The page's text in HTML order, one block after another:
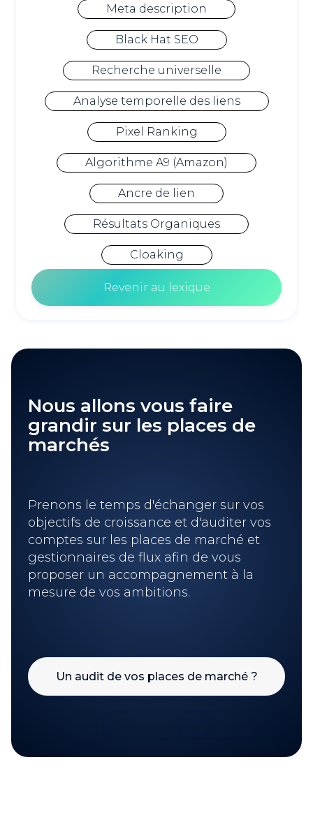
Meta description
Black Hat SEO
Recherche universelle
Analyse temporelle des liens
Pixel Ranking
Algorithme A9 (Amazon)
Ancre de lien
Résultats Organiques
Cloaking
Revenir au lexique
Nous allons vous faire
grandir sur les places de
marchés
Prenons le temps d'échanger sur vos
objectifs de croissance et d'auditer vos
comptes sur les places de marché et
gestionnaires de flux afin de vous
proposer un accompagnement à la
mesure de vos ambitions.
Un audit de vos places de marché ?